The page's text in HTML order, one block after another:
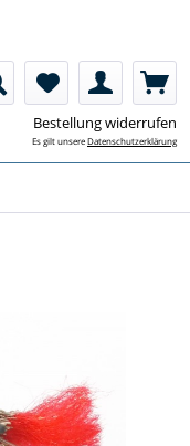
Bestellung widerrufen
Es gilt unsereDatenschutzerklärung